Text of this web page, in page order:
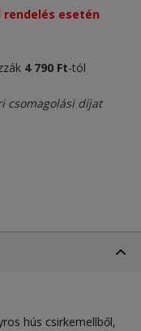
rendelés esetén
4 790 Ft-tól
csomagolási díjat
hús csirkemellből